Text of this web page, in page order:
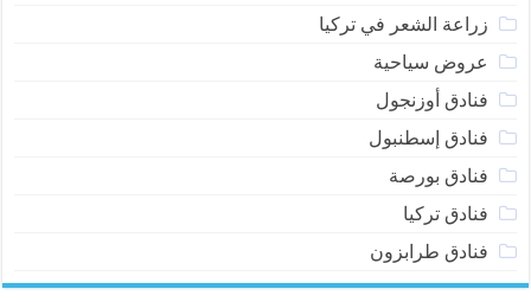
زراعة الشعر في تركيا
عروض سياحية
فنادق أوزنجول
فنادق إسطنبول
فنادق بورصة
فنادق تركيا
فنادق طرابزون